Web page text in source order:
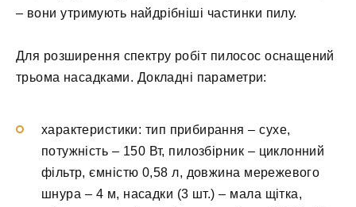
– вони утримують найдрібніші частинки пилу.
Для розширення спектру робіт пилосос оснащений
трьома насадками. Докладні параметри:
характеристики: тип прибирання – сухе,
потужність – 150 Вт, пилозбірник – циклонний
фільтр, ємністю 0,58 л, довжина мережевого
шнура – 4 м, насадки (3 шт.) – мала щітка,